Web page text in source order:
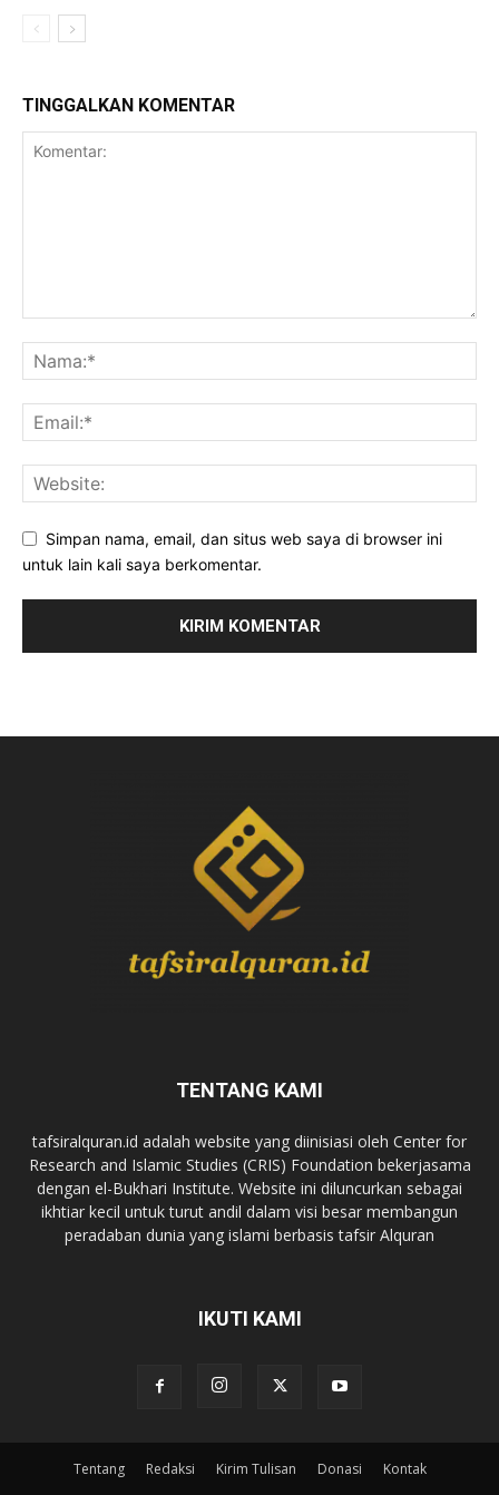
TINGGALKAN KOMENTAR
Simpan nama, email, dan situs web saya di browser ini
untuk lain kali saya berkomentar.
TENTANG KAMI
tafsiralquran.id adalah website yang diinisiasi oleh Center for
Research and Islamic Studies (CRIS) Foundation bekerjasama
dengan el-Bukhari Institute. Website ini diluncurkan sebagai
ikhtiar kecil untuk turut andil dalam visi besar membangun
peradaban dunia yang islami berbasis tafsir Alquran
IKUTI KAMI
Tentang Redaksi Kirim Tulisan Donasi Kontak